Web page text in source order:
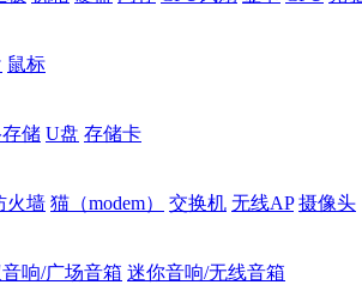
鼠标
储 U盘 存储卡
火墙 猫（modem） 交换机 无线AP 摄像头
响/广场音箱 迷你音响/无线音箱